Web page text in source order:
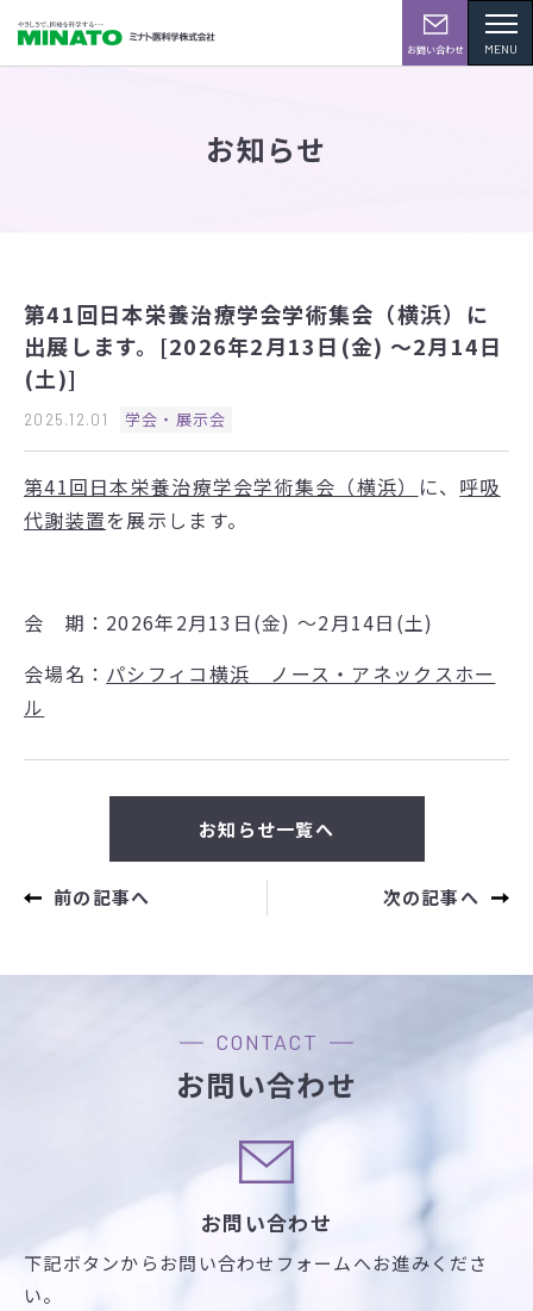
お問い合わせ MENU
お知らせ
第41回日本栄養治療学会学術集会（横浜）に
出展します。[2026年2月13日(金) ～2月14日
(土)]
2025.12.01 学会・展示会
第41回日本栄養治療学会学術集会（横浜） に、 呼吸
代謝装置を展示します。
会 期：2026年2月13日(金) ～2月14日(土)
会場名： パシフィコ横浜 ノース・アネックスホー
ル
前の記事へ
お知らせ一覧へ
次の記事へ
CONTACT
お問い合わせ
お問い合わせ
下記ボタンからお問い合わせフォームへお進みくださ
い。